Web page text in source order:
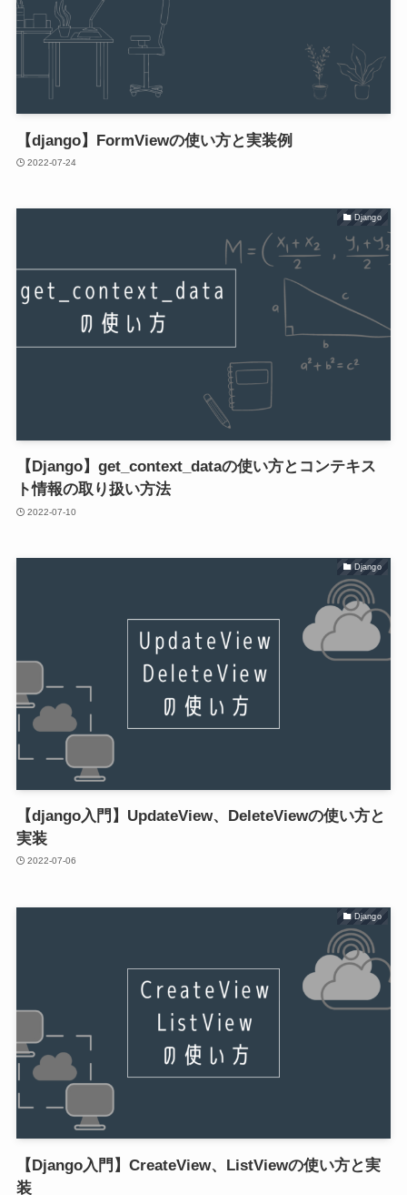
【django】FormViewの使い方と実装例
2022-07-24
Django
【Django】get_context_dataの使い方とコンテキス
ト情報の取り扱い方法
2022-07-10
Django
【django入門】UpdateView、DeleteViewの使い方と
実装
2022-07-06
Django
【Django入門】CreateView、ListViewの使い方と実
装